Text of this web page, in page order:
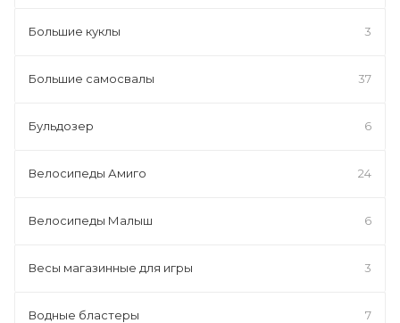
Большие куклы 3
Большие самосвалы 37
Бульдозер 6
Велосипеды Амиго 24
Велосипеды Малыш 6
Весы магазинные для игры 3
Водные бластеры 7